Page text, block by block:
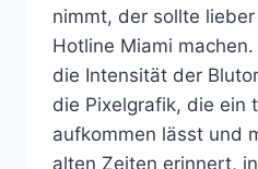
nimmt, der sollte
Hotline Miami
die Intensität der
die Pixelgrafik, die ein
aufkommen lässt und
alten Zeiten erinnert,